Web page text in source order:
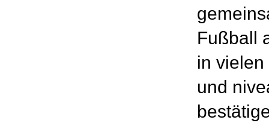
Fußball
in
und